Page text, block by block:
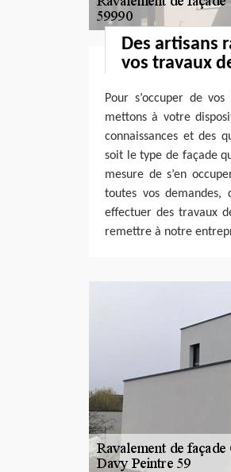
Des artisans
vos travaux
Pour s’occuper de
mettons à votre
connaissances et des
soit le type de façade
mesure de s’en
toutes vos
effectuer des travaux
remettre à notre